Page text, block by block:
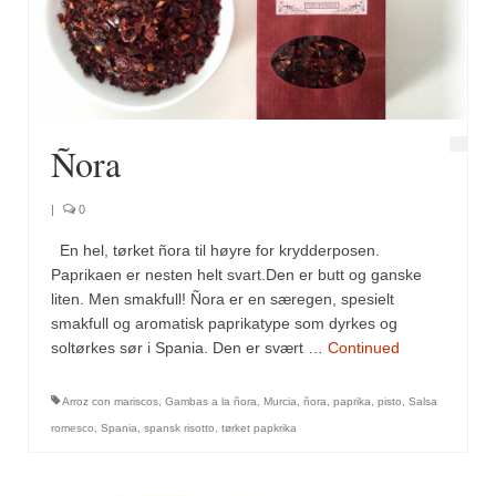
Fugl
Gryteretter
Snacks
Vegetar
Olivenolje, oppskrifter
Krydder, oppskrifter
Albóndigaskrydder
Ñora
| 0
En hel, tørket ñora til høyre for krydderposen.
Paprikaen er nesten helt svart.Den er butt og ganske
liten. Men smakfull! Ñora er en særegen, spesielt
smakfull og aromatisk paprikatype som dyrkes og
soltørkes sør i Spania. Den er svært … Continued
Arroz con mariscos Gambas a la ñora Murcia ñora paprika pisto Salsa
romesco Spania spansk risotto tørket papkrika